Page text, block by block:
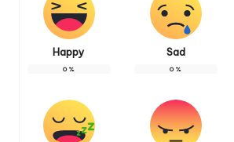
Happy
0%
Sad
0%